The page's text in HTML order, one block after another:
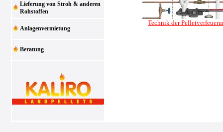
Lieferung von Stroh & anderen
Rohstoffen
Anlagenvermietung
Beratung
Technik der